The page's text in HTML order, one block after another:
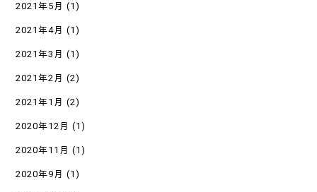
2021年5月 (1)
2021年4月 (1)
2021年3月 (1)
2021年2月 (2)
2021年1月 (2)
2020年12月 (1)
2020年11月 (1)
2020年9月 (1)